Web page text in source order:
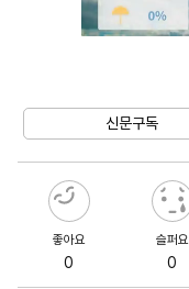
신문구독
좋아요
0
슬퍼요
0